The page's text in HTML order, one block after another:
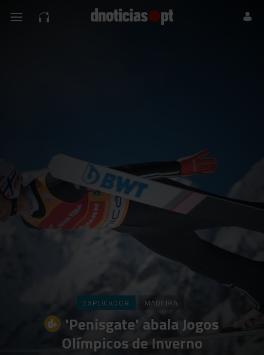
EXPLICADOR MADEIRA
'Penisgate' abala Jogos
Olímpicos de Inverno